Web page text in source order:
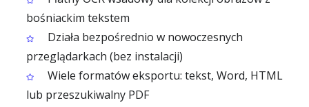
bośniackim tekstem
Działa bezpośrednio w nowoczesnych
przeglądarkach (bez instalacji)
Wiele formatów eksportu: tekst, Word, HTML
lub przeszukiwalny PDF